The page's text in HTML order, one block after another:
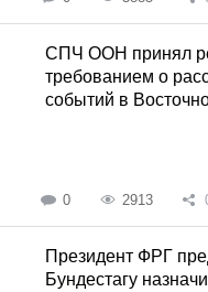
СПЧ ООН принял
требованием о
событий в
0 2913
Президент ФРГ
Бундестагу